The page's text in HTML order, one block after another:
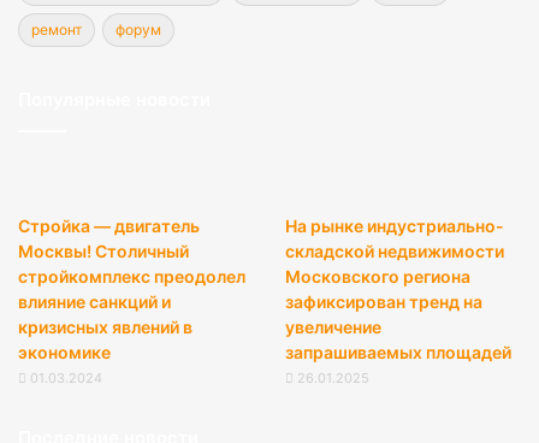
ремонт форум
Стройка — двигатель
Москвы! Столичный
стройкомплекс преодолел
влияние санкций и
кризисных явлений в
экономике
01.03.2024
На рынке индустриально-
складской недвижимости
Московского региона
зафиксирован тренд на
увеличение
запрашиваемых площадей
26.01.2025